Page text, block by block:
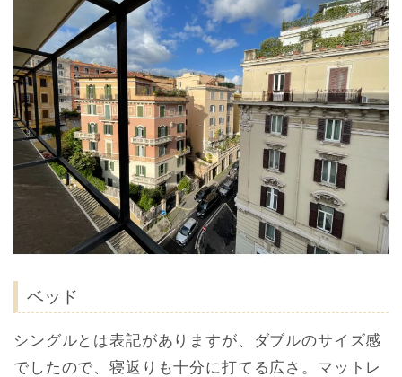
ベッド
シングルとは表記がありますが、ダブルのサイズ感
でしたので、寝返りも十分に打てる広さ。マットレ